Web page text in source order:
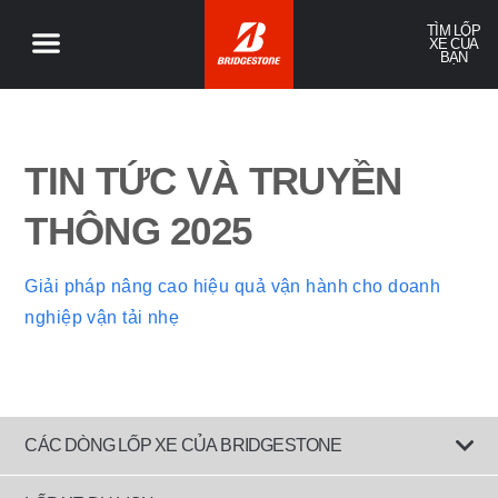
TÌM LỐP
XE CỦA
BẠN
TIN TỨC VÀ TRUYỀN
THÔNG 2025
Giải pháp nâng cao hiệu quả vận hành cho doanh
nghiệp vận tải nhẹ
CÁC DÒNG LỐP XE CỦA BRIDGESTONE